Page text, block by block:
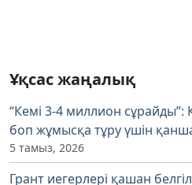
Ұқсас жаңалық
“Кемі 3-4 миллион
боп жұмысқа тұру үшін
5 тамыз, 2026
Грант иегерлері қашан